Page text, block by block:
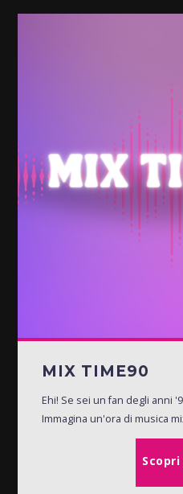
MIX TIME90
Ehi! Se sei un fan degli anni
Immagina un'ora di musica